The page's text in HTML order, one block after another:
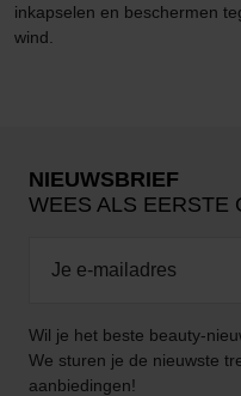
inkapselen en beschermen
wind.
NIEUWSBRIEF
WEES ALS EERSTE
Wil je het beste beauty-
We sturen je de nieuwste
aanbiedingen!